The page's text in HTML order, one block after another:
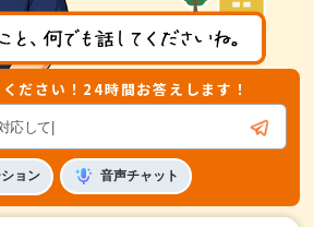
ださい！24時間お答えします！
ョン 音声チャット